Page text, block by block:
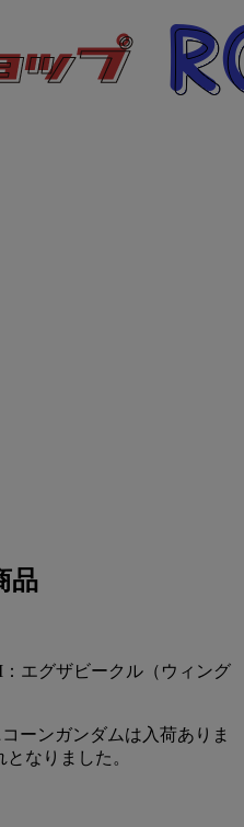
品
エグザビークル（ウィング
ーンガンダムは入荷ありま
なりました。